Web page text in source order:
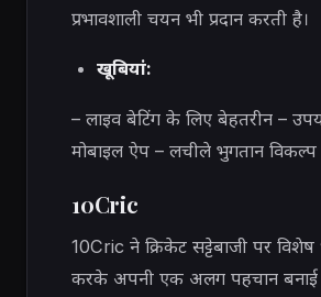
प्रभावशाली चयन भी प्रदान करती है।
खूबियां:
– लाइव बेटिंग के लिए बेहतरीन –
मोबाइल ऐप – लचीले भुगतान विकल्प
10Cric
10Cric ने क्रिकेट सट्टेबाजी पर विशेष
करके अपनी एक अलग पहचान बनाई